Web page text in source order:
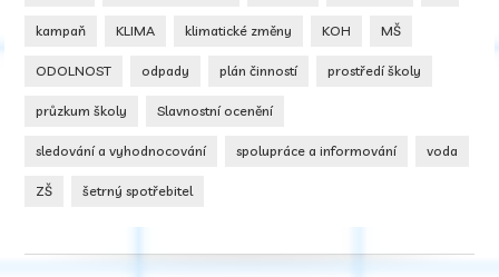
kampaň KLIMA klimatické změny KOH MŠ
ODOLNOST odpady plán činností prostředí školy
průzkum školy Slavnostní ocenění
sledování a vyhodnocování spolupráce a informování voda
ZŠ šetrný spotřebitel